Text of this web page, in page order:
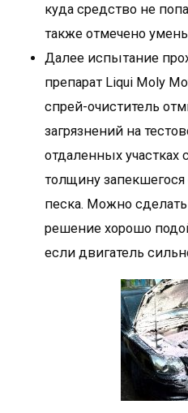
куда средство не
также отмечено
Далее испытание
препарат Liqui Moly
спрей-очиститель
загрязнений на
отдаленных
толщину запекшегося
песка. Можно
решение хорошо
если двигатель